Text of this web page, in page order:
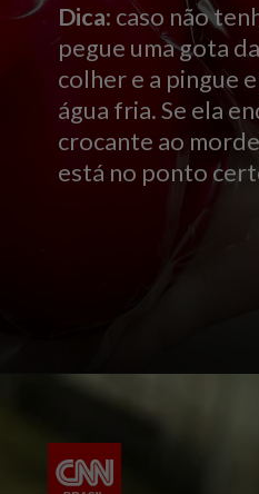
Dica: caso não
pegue uma gota
colher e a pingue
água fria. Se ela
crocante ao
está no ponto